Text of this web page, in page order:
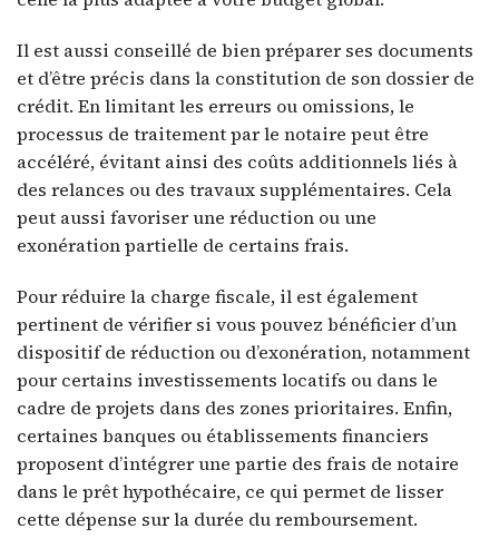
Il est aussi conseillé de bien préparer ses documents
et d’être précis dans la constitution de son dossier de
crédit. En limitant les erreurs ou omissions, le
processus de traitement par le notaire peut être
accéléré, évitant ainsi des coûts additionnels liés à
des relances ou des travaux supplémentaires. Cela
peut aussi favoriser une réduction ou une
exonération partielle de certains frais.
Pour réduire la charge fiscale, il est également
pertinent de vérifier si vous pouvez bénéficier d’un
dispositif de réduction ou d’exonération, notamment
pour certains investissements locatifs ou dans le
cadre de projets dans des zones prioritaires. Enfin,
certaines banques ou établissements financiers
proposent d’intégrer une partie des frais de notaire
dans le prêt hypothécaire, ce qui permet de lisser
cette dépense sur la durée du remboursement.